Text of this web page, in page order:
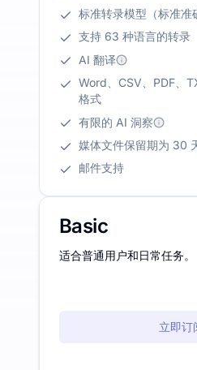
标准转录模型（标准准
支持 63 种语言的转录
AI 翻译
Word、CSV、PDF、
格式
有限的 AI 洞察
媒体文件保留期为 30
邮件支持
Basic
适合普通用户和日常任务。
立即订